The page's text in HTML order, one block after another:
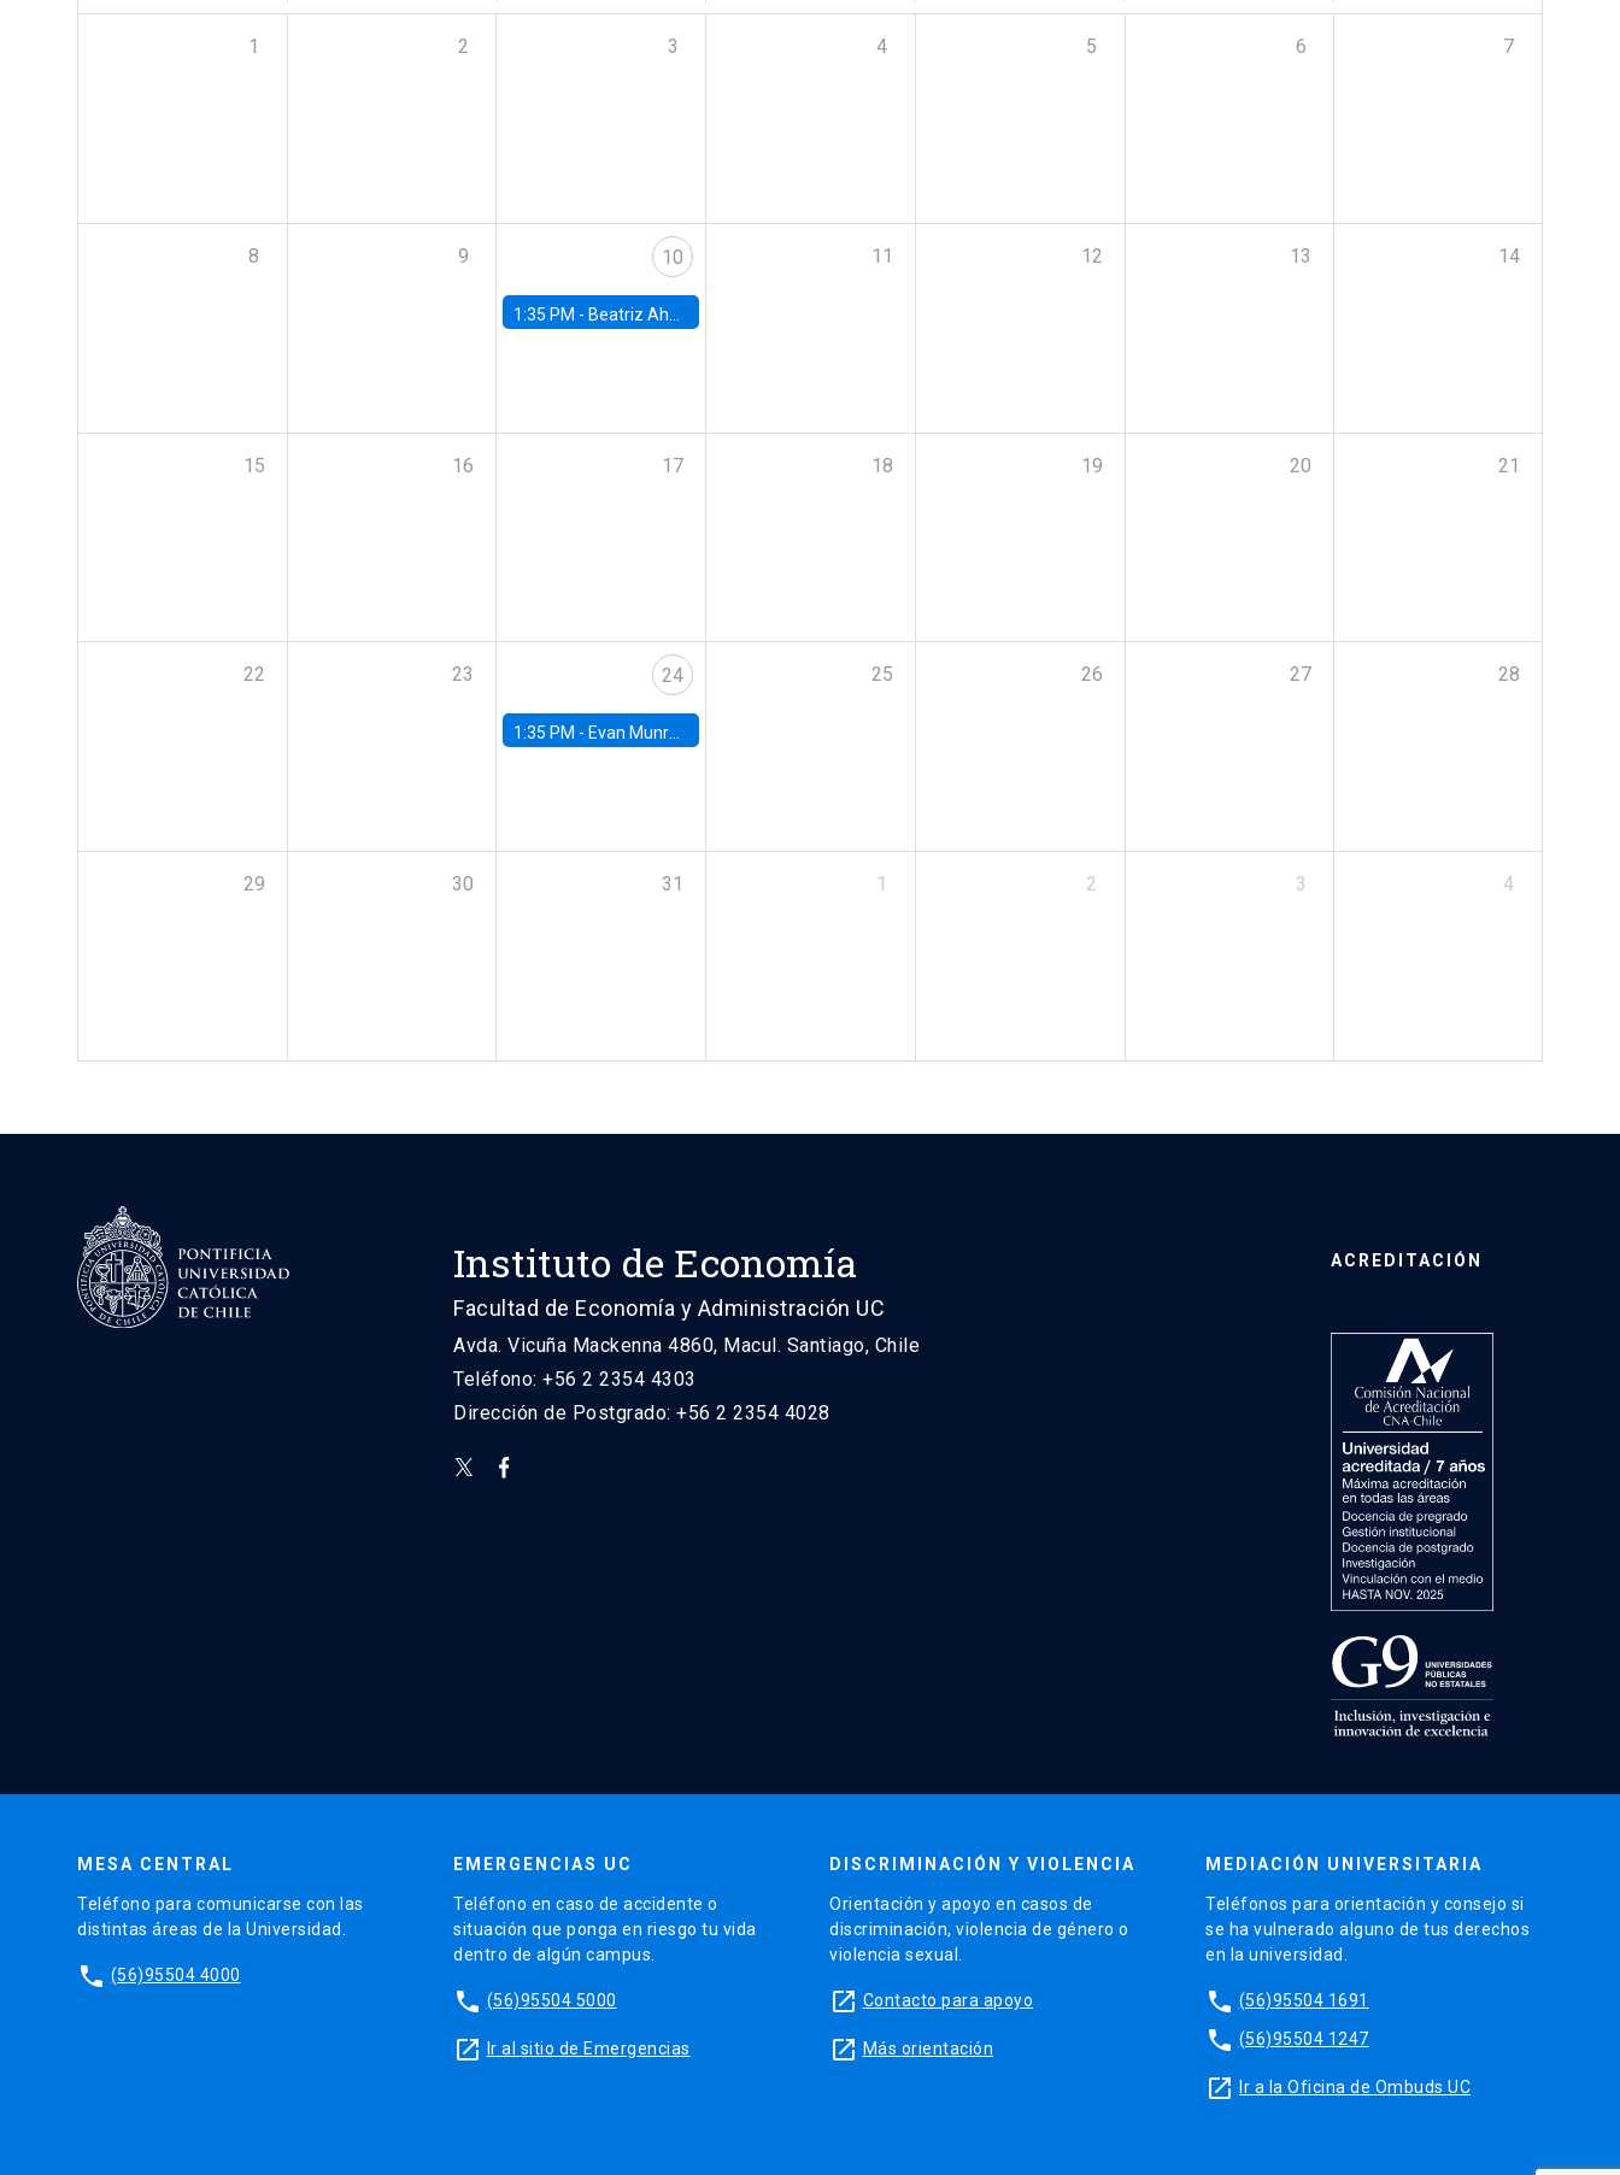
1 2 3 4 5 6 7
8 9 10
1:35 PM - Beatriz Ahumada, PhD candidate, Universidad de Pittsburgh
11 12 13 14
15 16 17 18 19 20 21
22 23 24
1:35 PM - Evan Munro, Neyman Visiting Assistant Professor in the Department of Statistics at UC Berkeley
25 26 27 28
29 30 31 1 2 3 4
Instituto de Economía
Facultad de Economía y Administración UC
Avda. Vicuña Mackenna 4860, Macul. Santiago, Chile
Teléfono: +56 2 2354 4303
Dirección de Postgrado: +56 2 2354 4028
ACREDITACIÓN
MESA CENTRAL
Teléfono para comunicarse con las
distintas áreas de la Universidad.
phone (56)95504 4000
EMERGENCIAS UC
Teléfono en caso de accidente o
situación que ponga en riesgo tu vida
dentro de algún campus.
phone (56)95504 5000
launch Ir al sitio de Emergencias
DISCRIMINACIÓN Y VIOLENCIA
Orientación y apoyo en casos de
discriminación, violencia de género o
violencia sexual.
launch Contacto para apoyo
launch Más orientación
MEDIACIÓN UNIVERSITARIA
Teléfonos para orientación y consejo si
se ha vulnerado alguno de tus derechos
en la universidad.
phone (56)95504 1691
phone (56)95504 1247
launch Ir a la Oficina de Ombuds UC